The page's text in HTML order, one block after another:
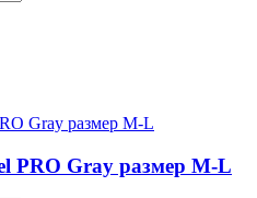
PRO Gray размер M-L